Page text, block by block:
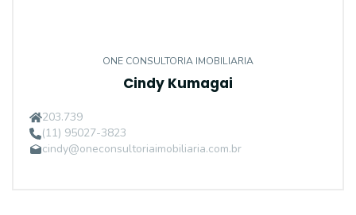
ONE CONSULTORIA IMOBILIARIA
Cindy Kumagai
203.739
(11) 95027-3823
cindy@oneconsultoriaimobiliaria.com.br